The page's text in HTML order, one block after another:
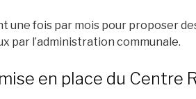
une fois par mois pour proposer
par l’administration communale.
en place du Centre